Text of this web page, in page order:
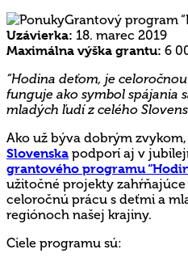
Uzávierka: 18. marec 2019
Maximálna výška grantu: 6
“Hodina deťom, je
funguje ako symbol spájania
mladých ľudí z celého
Ako už býva dobrým zvykom,
Slovenska podporí aj v
grantového programu
užitočné projekty
celoročnú prácu s deťmi a
regiónoch našej krajiny.
Ciele programu sú: